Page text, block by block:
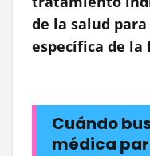
de la salud
específica de la
Cuándo
médica